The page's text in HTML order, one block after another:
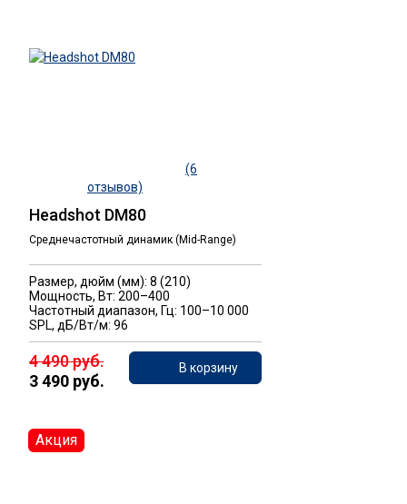
(6
отзывов)
Headshot DM80
Среднечастотный динамик (Mid-Range)
Размер, дюйм (мм): 8 (210)
Мощность, Вт: 200–400
Частотный диапазон, Гц: 100–10 000
SPL, дБ/Вт/м: 96
4 490 руб.
3 490 руб.
В корзину
Акция